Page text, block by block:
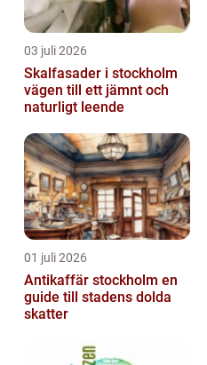
03 juli 2026
Skalfasader i stockholm
vägen till ett jämnt och
naturligt leende
01 juli 2026
Antikaffär stockholm en
guide till stadens dolda
skatter